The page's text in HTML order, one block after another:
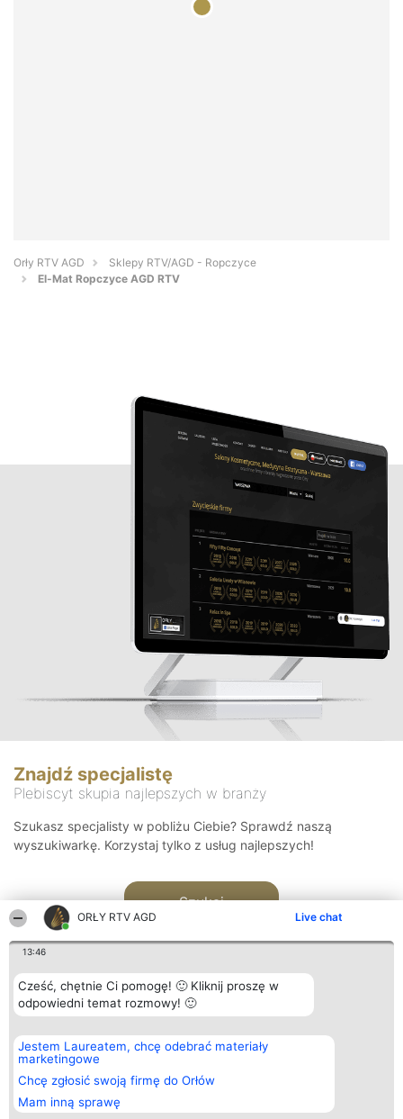
ORŁY RTV AGD Live chat
13:46
Cześć, chętnie Ci pomogę! 🙂 Kliknij proszę w
odpowiedni temat rozmowy! 🙂
Jestem Laureatem, chcę odebrać materiały
marketingowe
Chcę zgłosić swoją firmę do Orłów
Mam inną sprawę
Orły RTV AGD
Sklepy RTV/AGD - Ropczyce
El-Mat Ropczyce AGD RTV
Znajdź specjalistę
Plebiscyt skupia najlepszych w branży
Szukasz specjalisty w pobliżu Ciebie? Sprawdź naszą
wyszukiwarkę. Korzystaj tylko z usług najlepszych!
Szukaj
Organizator plebiscytu
Bright Side Solutions sp. z o.
o. sp. k.
ul. Ruska 22
Wrocław 50-079
KRS 0000749100 | Regon
381313360 | NIP 8943132676
Plebiscyt
Laureaci
wszystkich
Laureatów
Regulamin
Kontakt
Kontakt